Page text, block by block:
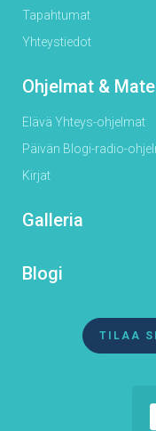
Tapahtumat
Yhteystiedot
Ohjelmat &
Elävä Yhteys-ohjelmat
Päivän Blogi-radio-
Kirjat
Galleria
Blogi
TILAA